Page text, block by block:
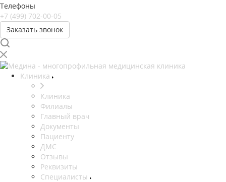
Телефоны
+7 (499) 702-00-05
Заказать звонок
Клиника
Клиника
Филиалы
Главный врач
Документы
Пациенту
ДМС
Отзывы
Реквизиты
Специалисты